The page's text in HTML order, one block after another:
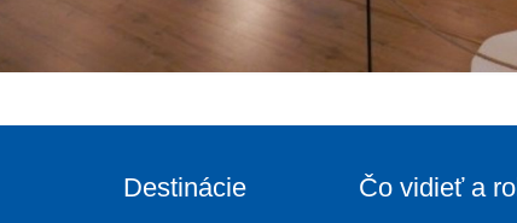
Destinácie Čo vidieť a